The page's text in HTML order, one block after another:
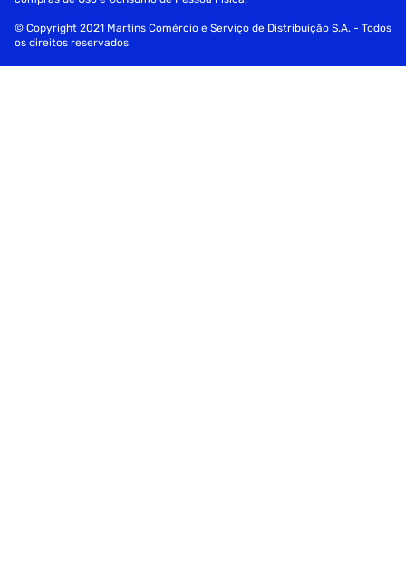
© Copyright 2021 Martins Comércio e Serviço de Distribuição S.A. - Todos
os direitos reservados